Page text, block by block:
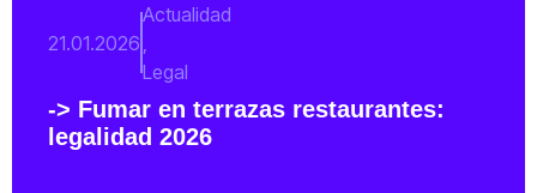
21.01.2026
Actualidad
Legal
-> Fumar en terrazas restaurantes:
legalidad 2026